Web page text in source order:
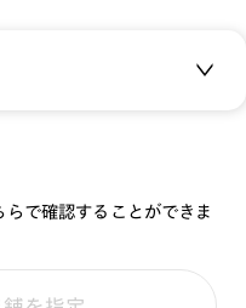
で確認することができま